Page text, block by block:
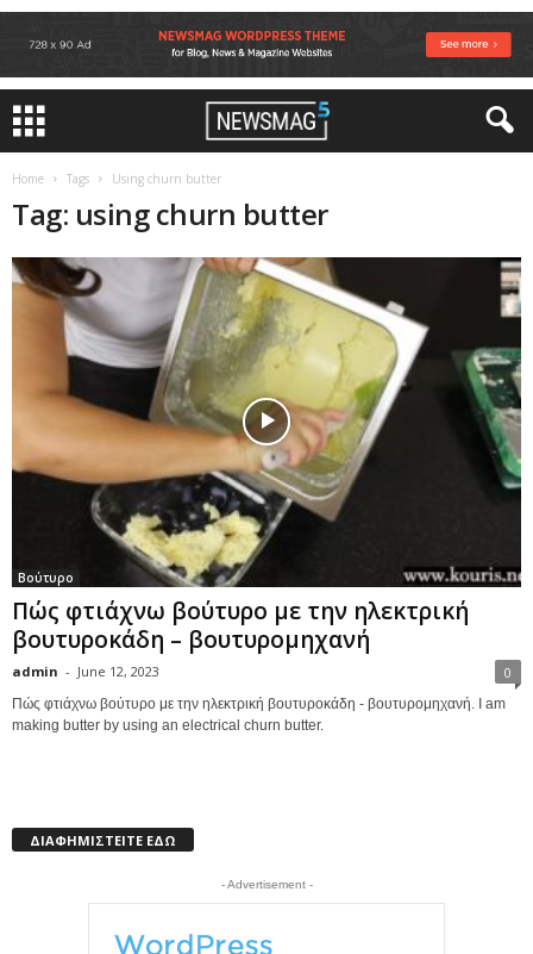
Home Tags Using churn butter
Tag: using churn butter
Βούτυρο
Πώς φτιάχνω βούτυρο με την ηλεκτρική
βουτυροκάδη – βουτυρομηχανή
admin - June 12, 2023 0
Πώς φτιάχνω βούτυρο με την ηλεκτρική βουτυροκάδη - βουτυρομηχανή. I am
making butter by using an electrical churn butter.
ΔΙΑΦΗΜΙΣΤΕΙΤΕ ΕΔΩ
- Advertisement -